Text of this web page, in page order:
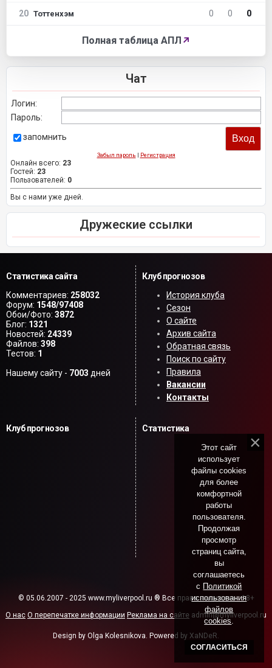
20 Тоттенхэм 0 0 0
Полная таблица АПЛ ↗
Чат
Логин:
Пароль:
запомнить
Забыл пароль | Регистрация
Онлайн всего: 23
Гостей: 23
Пользователей: 0
Вы с нами уже дней.
Дружеские ссылки
Статистика сайта
Комментариев: 258032
Форум: 1548/97408
Обои/Фото: 3872
Блог: 1321
Новостей: 24339
Файлов: 398
Тестов: 1
Нашему сайту - 7003 дней
Клуб прогнозов
История клуба
Сезон
О сайте
Архив сайта
Обратная связь
Поиск по сайту
Правила
Вакансии
Контакты
Клуб прогнозов Статистика
© 05.06.2007 - 2025 www.myliverpool.ru ® Все права защищены. 18+
О нас О перепечатке информации Реклама на сайте admin@myliverpool.ru
Design by Olga Kolesnikova. Powered by XaNDeR.
Этот сайт
использует
файлы cookies
для более
комфортной
работы
пользователя.
Продолжая
просмотр
страниц сайта,
вы
соглашаетесь
с Политикой
использования
файлов
cookies
СОГЛАСИТЬСЯ